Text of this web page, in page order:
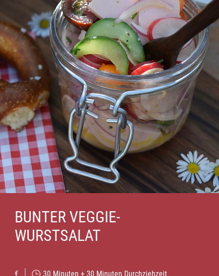
BUNTER VEGGIE-
WURSTSALAT
€ 30 Minuten + 30 Minuten Durchziehzeit